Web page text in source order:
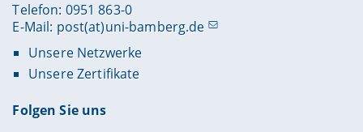
Telefon: 0951 863-0
E-Mail: post(at)uni-bamberg.de
Unsere Netzwerke
Unsere Zertifikate
Folgen Sie uns